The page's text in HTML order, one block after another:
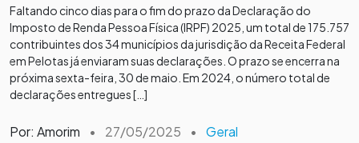
Faltando cinco dias para o fim do prazo da Declaração do
Imposto de Renda Pessoa Física (IRPF) 2025, um total de 175.757
contribuintes dos 34 municípios da jurisdição da Receita Federal
em Pelotas já enviaram suas declarações. O prazo se encerra na
próxima sexta-feira, 30 de maio. Em 2024, o número total de
declarações entregues […]
Por: Amorim • 27/05/2025 • Geral